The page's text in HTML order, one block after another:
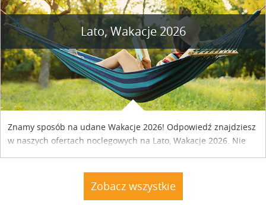
Lato, Wakacje 2026
Znamy sposób na udane Wakacje 2026! Odpowiedź znajdziesz
w naszych ofertach noclegowych na Lato, Wakacje 2026. Nie
Zobacz wszystkie